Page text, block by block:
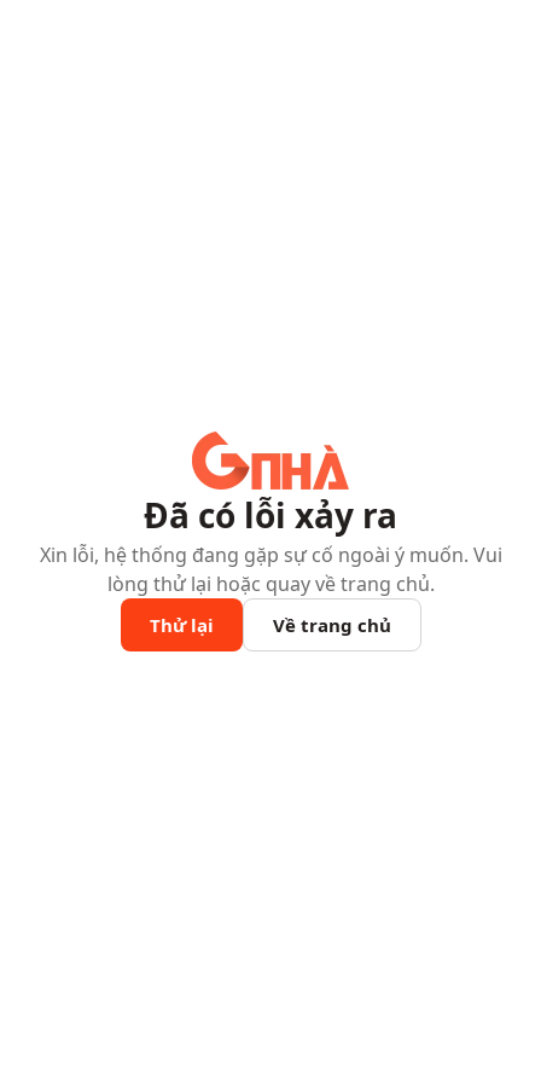
Đã có lỗi xảy ra
Xin lỗi, hệ thống đang gặp sự cố ngoài ý muốn. Vui
lòng thử lại hoặc quay về trang chủ.
Thử lại Về trang chủ